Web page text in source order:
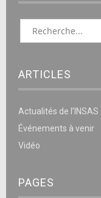
ARTICLES
Actualités de l’INSAS
Événements à venir
Vidéo
PAGES